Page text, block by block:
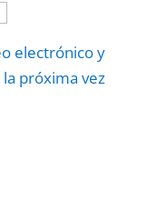
electrónico y
próxima vez